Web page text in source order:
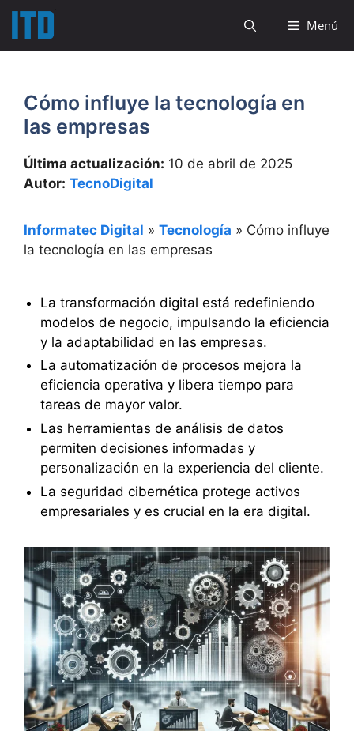
Saltar
contenido
Menú
Cómo influye la tecnología en
las empresas
Última actualización: 10 de abril de 2025
Autor: TecnoDigital
Informatec Digital » Tecnología » Cómo influye
la tecnología en las empresas
La transformación digital está redefiniendo
modelos de negocio, impulsando la eficiencia
y la adaptabilidad en las empresas.
La automatización de procesos mejora la
eficiencia operativa y libera tiempo para
tareas de mayor valor.
Las herramientas de análisis de datos
permiten decisiones informadas y
personalización en la experiencia del cliente.
La seguridad cibernética protege activos
empresariales y es crucial en la era digital.